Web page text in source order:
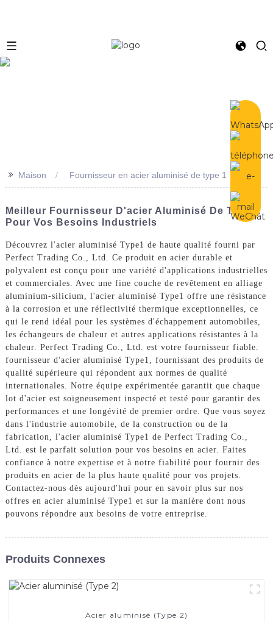
>> Maison Fournisseur en acier aluminisé de type 1
Meilleur Fournisseur D'acier Aluminisé De Type 1
Pour Vos Besoins Industriels
Découvrez l'acier aluminisé Type1 de haute qualité fourni par
Perfect Trading Co., Ltd. Ce produit en acier durable et
polyvalent est conçu pour une variété d'applications industrielles
et commerciales. Avec une fine couche de revêtement en alliage
aluminium-silicium, l'acier aluminisé Type1 offre une résistance
à la corrosion et une réflectivité thermique exceptionnelles, ce
qui le rend idéal pour les systèmes d'échappement automobiles,
les échangeurs de chaleur et autres applications résistantes à la
chaleur. Perfect Trading Co., Ltd. est votre fournisseur fiable.
fournisseur d'acier aluminisé Type1, fournissant des produits de
qualité supérieure qui répondent aux normes de qualité
internationales. Notre équipe expérimentée garantit que chaque
lot d'acier est soigneusement inspecté et testé pour garantir des
performances et une longévité de premier ordre. Que vous soyez
dans l'industrie automobile, de la construction ou de la
fabrication, l'acier aluminisé Type1 de Perfect Trading Co.,
Ltd. est le parfait solution pour vos besoins en acier. Faites
confiance à notre expertise et à notre fiabilité pour fournir des
produits en acier de la plus haute qualité pour vos projets.
Contactez-nous dès aujourd'hui pour en savoir plus sur nos
offres en acier aluminisé Type1 et sur la manière dont nous
pouvons répondre aux besoins de votre entreprise.
Produits Connexes
Acier aluminisé (Type 2)